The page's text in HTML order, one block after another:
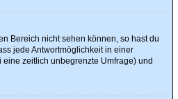
Bereich nicht sehen können, so hast du
jede Antwortmöglichkeit in einer
zeitlich unbegrenzte Umfrage) und